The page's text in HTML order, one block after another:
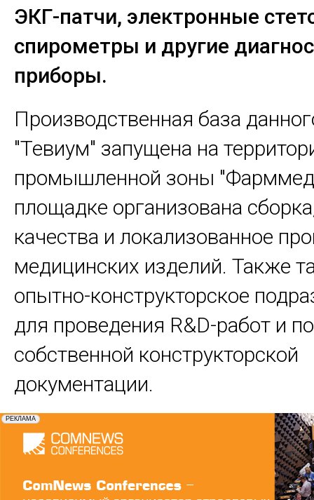
ЭКГ-патчи, электронные
спирометры и другие
приборы.
Производственная база
"Тевиум" запущена на
промышленной зоны
площадке организована
качества и локализованное
медицинских изделий. Также
опытно-конструкторское
для проведения R&D-работ и
собственной конструкторской
документации.